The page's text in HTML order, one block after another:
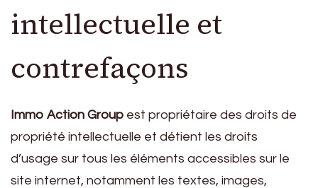
intellectuelle et
contrefaçons
Immo Action Group est propriétaire des droits de
propriété intellectuelle et détient les droits
d’usage sur tous les éléments accessibles sur le
site internet, notamment les textes, images,